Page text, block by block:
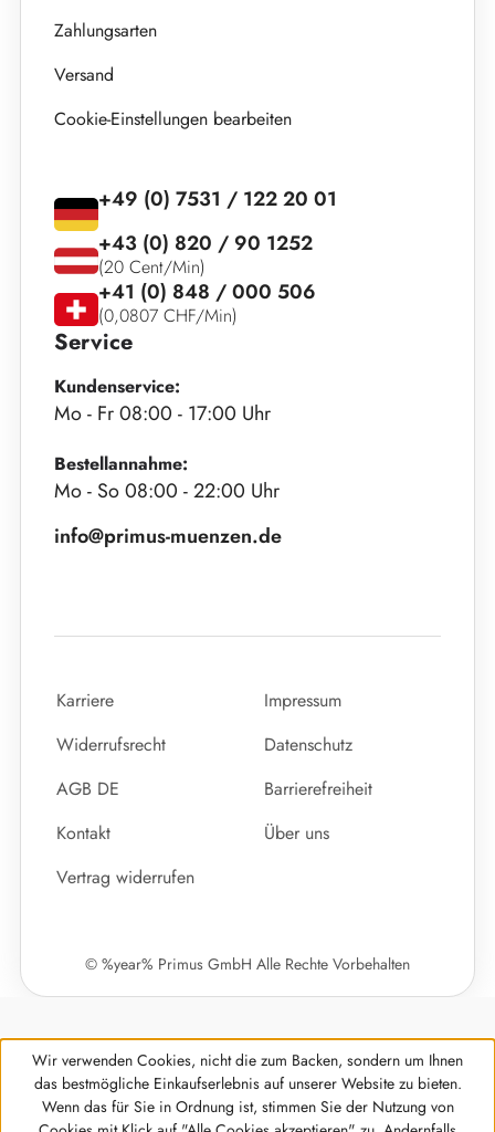
Zahlungsarten
Versand
Cookie-Einstellungen bearbeiten
Service
Kundenservice:
Mo - Fr 08:00 - 17:00 Uhr
Bestellannahme:
Mo - So 08:00 - 22:00 Uhr
info@primus-muenzen.de
+49 (0) 7531 / 122 20 01
+43 (0) 820 / 90 1252
(20 Cent/Min)
+41 (0) 848 / 000 506
(0,0807 CHF/Min)
Karriere
Impressum
Widerrufsrecht
Datenschutz
AGB DE
Barrierefreiheit
Kontakt
Über uns
Vertrag widerrufen
© %year% Primus GmbH Alle Rechte Vorbehalten
Wir verwenden Cookies, nicht die zum Backen, sondern um Ihnen
das bestmögliche Einkaufserlebnis auf unserer Website zu bieten.
Wenn das für Sie in Ordnung ist, stimmen Sie der Nutzung von